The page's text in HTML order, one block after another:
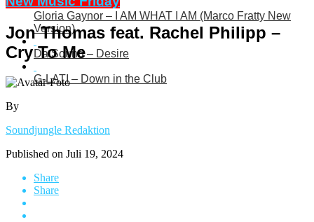
Gloria Gaynor – I AM WHAT I AM (Marco Fratty New
Version)
Da Sound – Desire
G-LATI – Down in the Club
Jon Thomas feat. Rachel Philipp –
Cry To Me
By
Soundjungle Redaktion
Published on Juli 19, 2024
Share
Share